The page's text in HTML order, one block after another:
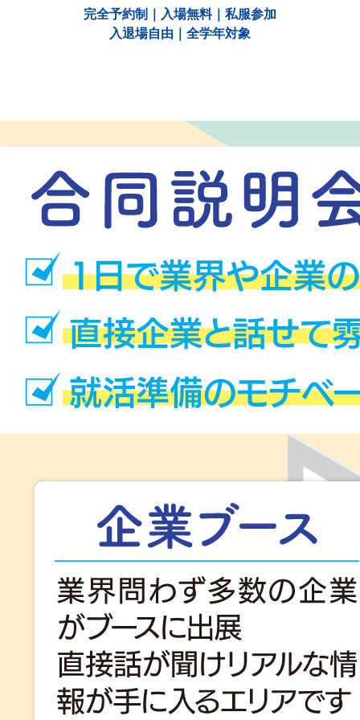
完全予約制｜入場無料｜私服参加
入退場自由｜全学年対象